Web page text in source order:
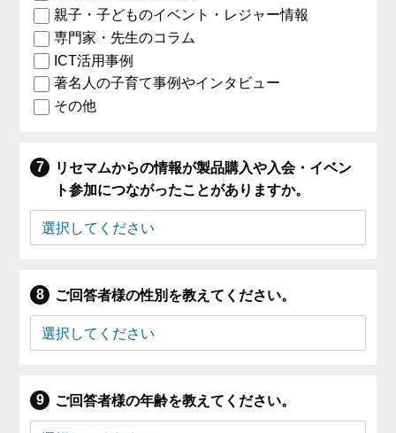
親子・子どものイベント・レジャー情報
専門家・先生のコラム
ICT活用事例
著名人の子育て事例やインタビュー
その他
リセマムからの情報が製品購入や入会・イベン
ト参加につながったことがありますか。
ご回答者様の性別を教えてください。
ご回答者様の年齢を教えてください。